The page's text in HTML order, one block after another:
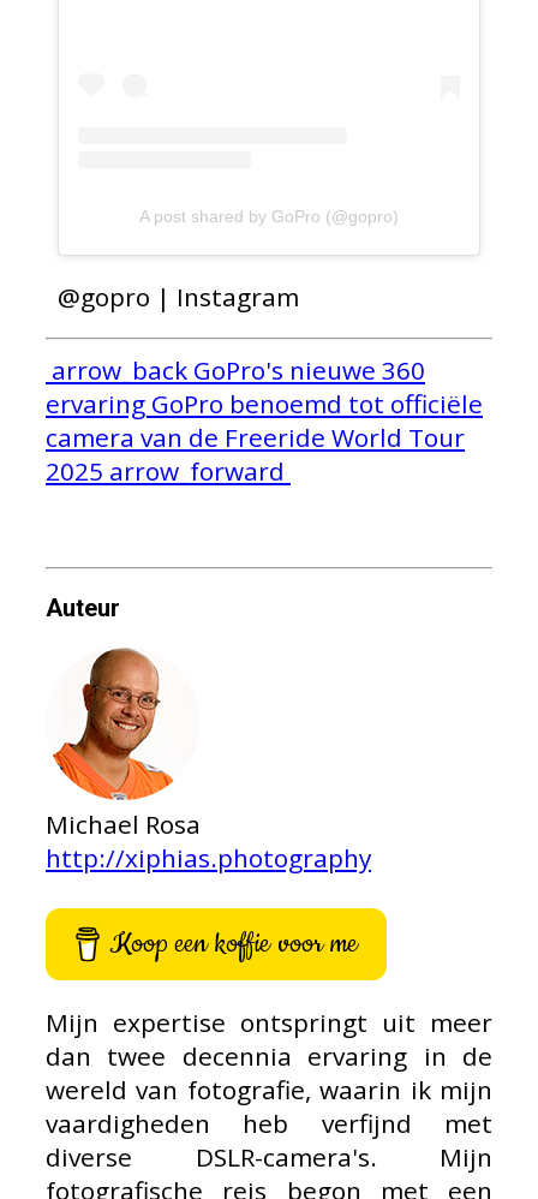
A post shared by GoPro (@gopro)
@gopro | Instagram
arrow_back GoPro's nieuwe 360
ervaring GoPro benoemd tot officiële
camera van de Freeride World Tour
2025 arrow_forward
Auteur
Michael Rosa
http://xiphias.photography
Koop een koffie voor me
Mijn expertise ontspringt uit meer
dan twee decennia ervaring in de
wereld van fotografie, waarin ik mijn
vaardigheden heb verfijnd met
diverse DSLR-camera's. Mijn
fotografische reis begon met een